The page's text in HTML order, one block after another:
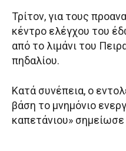
Τρίτον, για τους
κέντρο ελέγχου του
από το λιμάνι του
πηδαλίου.
Κατά συνέπεια, ο
βάση το μνημόνιο
καπετάνιου»